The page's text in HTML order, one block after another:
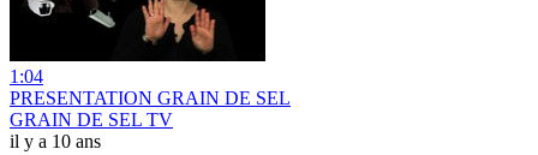
1:04
PRESENTATION GRAIN DE SEL
GRAIN DE SEL TV
il y a 10 ans